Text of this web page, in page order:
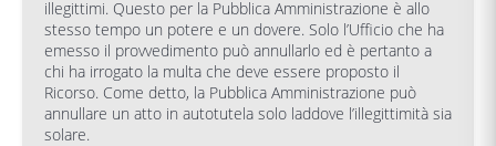
illegittimi. Questo per la Pubblica Amministrazione è allo
stesso tempo un potere e un dovere. Solo l’Ufficio che ha
emesso il provvedimento può annullarlo ed è pertanto a
chi ha irrogato la multa che deve essere proposto il
Ricorso. Come detto, la Pubblica Amministrazione può
annullare un atto in autotutela solo laddove l’illegittimità sia
solare.